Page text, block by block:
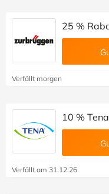
25 %
Verfällt morgen
10 %
Verfällt am 31.12.26